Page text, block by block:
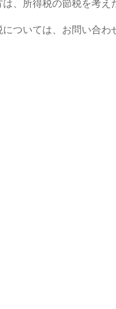
は、所得税の節税を考え
ついては、お問い合わ